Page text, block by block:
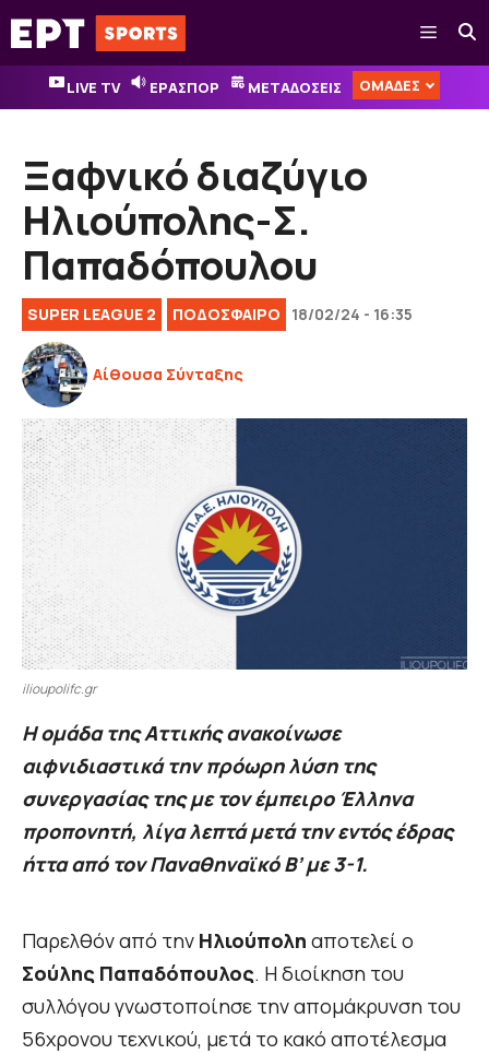
Μετάβαση
σε
περιεχόμενο
Μενού
LIVE TV ΕΡΑΣΠΟΡ ΜΕΤΑΔΟΣΕΙΣ ΟΜΑΔΕΣ
Ξαφνικό διαζύγιο
Ηλιούπολης-Σ.
Παπαδόπουλου
SUPER LEAGUE 2 ΠΟΔΟΣΦΑΙΡΟ 18/02/24 - 16:35
Αίθουσα Σύνταξης
ilioupolifc.gr
Η ομάδα της Αττικής ανακοίνωσε
αιφνιδιαστικά την πρόωρη λύση της
συνεργασίας της με τον έμπειρο Έλληνα
προπονητή, λίγα λεπτά μετά την εντός έδρας
ήττα από τον Παναθηναϊκό Β’ με 3-1.
Παρελθόν από την Ηλιούπολη αποτελεί ο
Σούλης Παπαδόπουλος. Η διοίκηση του
συλλόγου γνωστοποίησε την απομάκρυνση του
56χρονου τεχνικού, μετά το κακό αποτέλεσμα